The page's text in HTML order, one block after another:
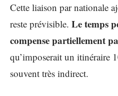
Cette liaison par nationale
reste prévisible. Le temps
compense partiellement
qu’imposerait un itinéraire
souvent très indirect.